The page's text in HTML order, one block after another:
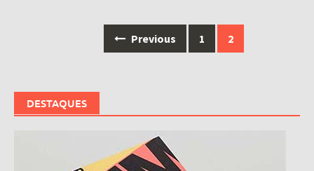
Previous 1 2
DESTAQUES